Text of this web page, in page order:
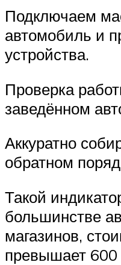
Подключаем
автомобиль и
устройства.
Проверка
заведённом
Аккуратно
обратном
Такой
большинстве
магазинов,
превышает 600